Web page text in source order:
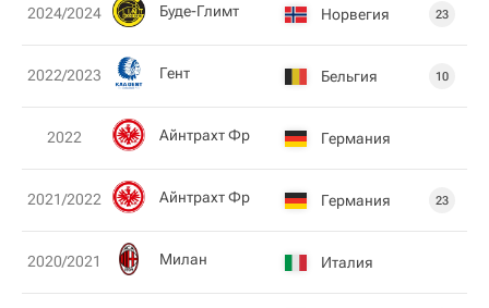
2024/2024 Буде-Глимт Норвегия 23
2022/2023 Гент Бельгия 10
2022 Айнтрахт Фр Германия
2021/2022 Айнтрахт Фр Германия 23
2020/2021 Милан Италия